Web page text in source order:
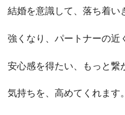
結婚を意識して、落ち着い
強くなり、パートナーの近
安心感を得たい、もっと繋
気持ちを、高めてくれます。